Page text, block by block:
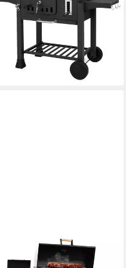
Rollen
202,99 €
271,99 €
18,54 €
mtl. in 12 Raten
lieferbar - in 3-4 Werktagen bei dir
Smoker Grillwagen
Holzkohlegrill XXL mit